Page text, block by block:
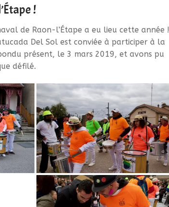
!
de Raon-l’Étape a eu lieu cette année !
Del Sol est conviée à participer à la
présent, le 3 mars 2019, et avons pu
défilé.